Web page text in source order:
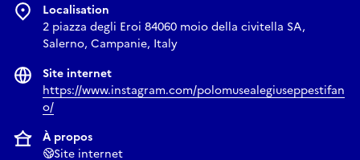
Localisation
2 piazza degli Eroi 84060 moio della civitella SA,
Salerno, Campanie, Italy
Site internet
https://www.instagram.com/polomusealegiuseppestifan
o/
À propos
Site internet